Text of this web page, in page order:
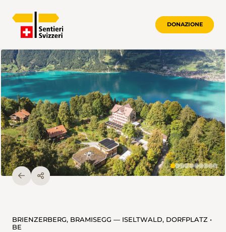
DONAZIONE
BRIENZERBERG, BRAMISEGG — ISELTWALD, DORFPLATZ •
BE